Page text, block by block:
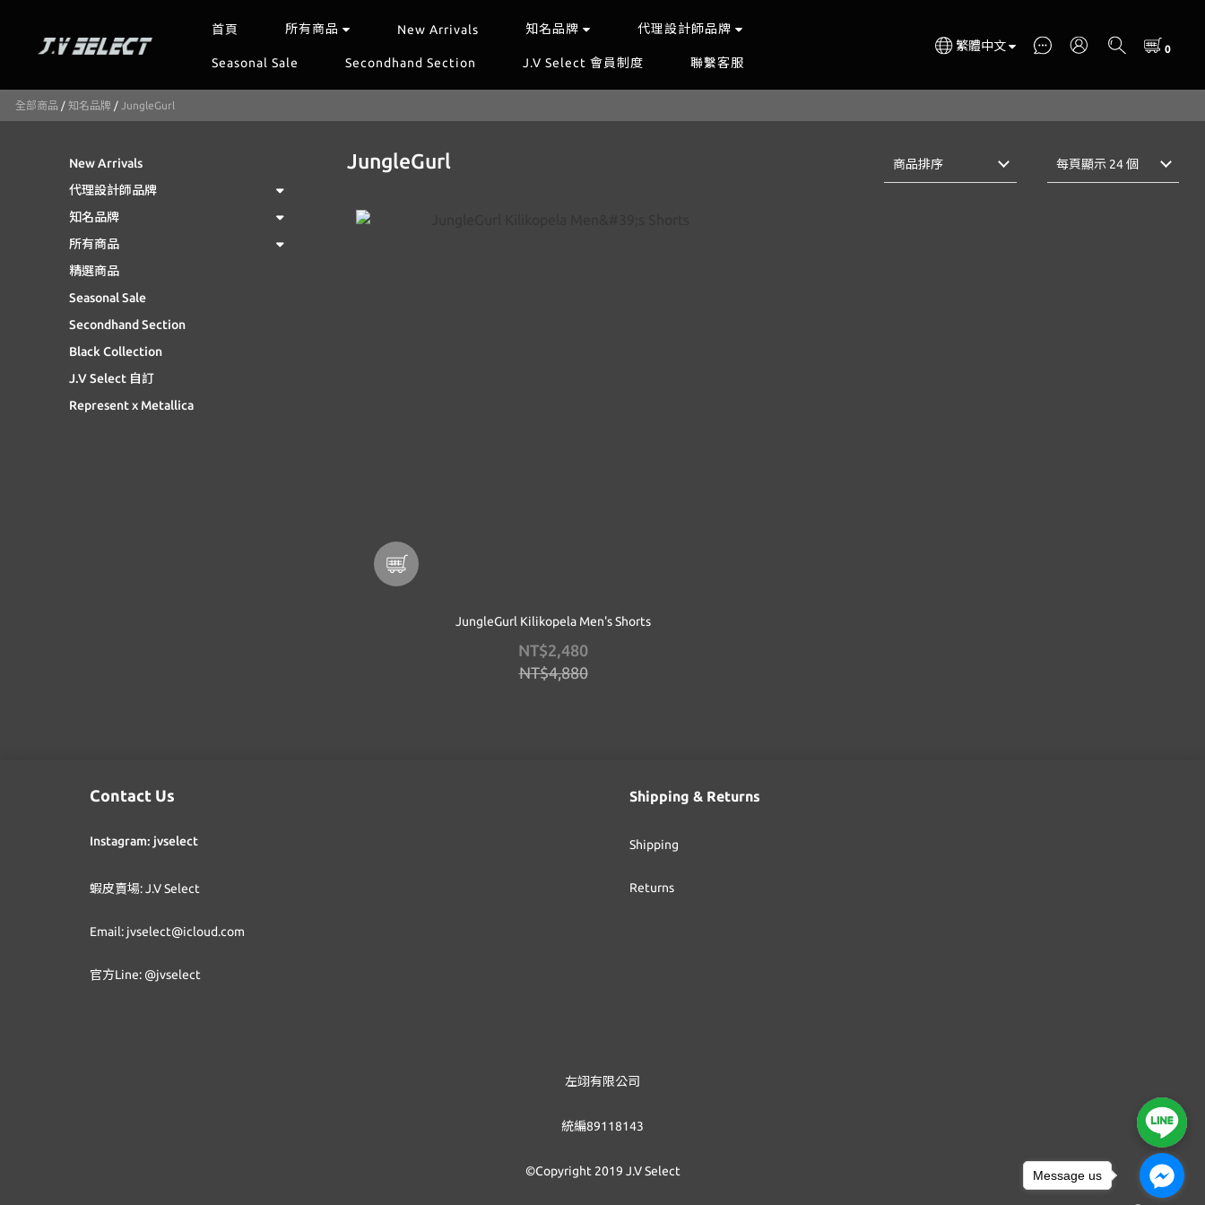
首頁 所有商品 New Arrivals 知名品牌 代理設計師品牌
Seasonal Sale Secondhand Section J.V Select 會員制度 聯繫客服
繁體中文
全部商品 / 知名品牌 / JungleGurl
New Arrivals
代理設計師品牌
知名品牌
所有商品
精選商品
Seasonal Sale
Secondhand Section
Black Collection
J.V Select 自訂
Represent x Metallica
JungleGurl 商品排序 每頁顯示 24 個
JungleGurl Kilikopela Men's Shorts
NT$2,480
NT$4,880
Contact Us
Instagram: jvselect
蝦皮賣場: J.V Select
Email: jvselect@icloud.com
官方Line: @jvselect
Shipping & Returns
Shipping
Returns
左翊有限公司
統編89118143
©Copyright 2019 J.V Select Message us